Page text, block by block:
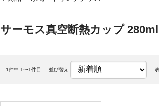
サーモス真空断熱カップ 280ml
1件中 1〜1件目 並び替え